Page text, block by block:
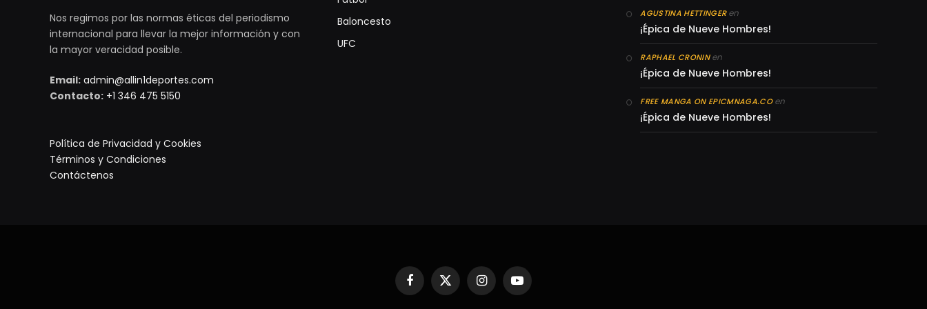
Nos regimos por las normas éticas del periodismo
internacional para llevar la mejor información y con
la mayor veracidad posible.
Email: admin@allin1deportes.com
Contacto: +1 346 475 5150
Política de Privacidad y Cookies
Términos y Condiciones
Contáctenos
Baloncesto
UFC
AGUSTINA HETTINGERen
¡Épica de Nueve Hombres!
RAPHAEL CRONINen
¡Épica de Nueve Hombres!
FREE MANGA ON EPICMNAGA.COen
¡Épica de Nueve Hombres!
Facebook
X
(Twitter)
InstagramYouTube